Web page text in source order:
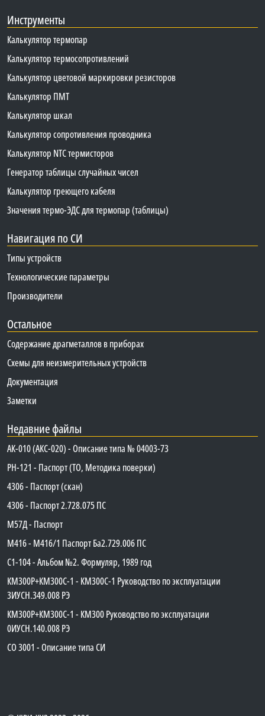
Инструменты
Калькулятор термопар
Калькулятор термосопротивлений
Калькулятор цветовой маркировки резисторов
Калькулятор ПМТ
Калькулятор шкал
Калькулятор сопротивления проводника
Калькулятор NTC термисторов
Генератор таблицы случайных чисел
Калькулятор греющего кабеля
Значения термо-ЭДС для термопар (таблицы)
Навигация по СИ
Типы устройств
Технологические параметры
Производители
Остальное
Содержание драгметаллов в приборах
Схемы для неизмерительных устройств
Документация
Заметки
Недавние файлы
АК-010 (АКС-020) - Описание типа № 04003-73
PH-121 - Паспорт (ТО, Методика поверки)
4306 - Паспорт (скан)
4306 - Паспорт 2.728.075 ПС
М57Д - Паспорт
М416 - М416/1 Паспорт Ба2.729.006 ПС
C1-104 - Альбом №2. Формуляр, 1989 год
КМ300Р+КМ300С-1 - КМ300C-1 Руководство по эксплуатации
3ИУСН.349.008 РЭ
КМ300Р+КМ300С-1 - КМ300 Руководство по эксплуатации
0ИУСН.140.008 РЭ
СО 3001 - Описание типа СИ